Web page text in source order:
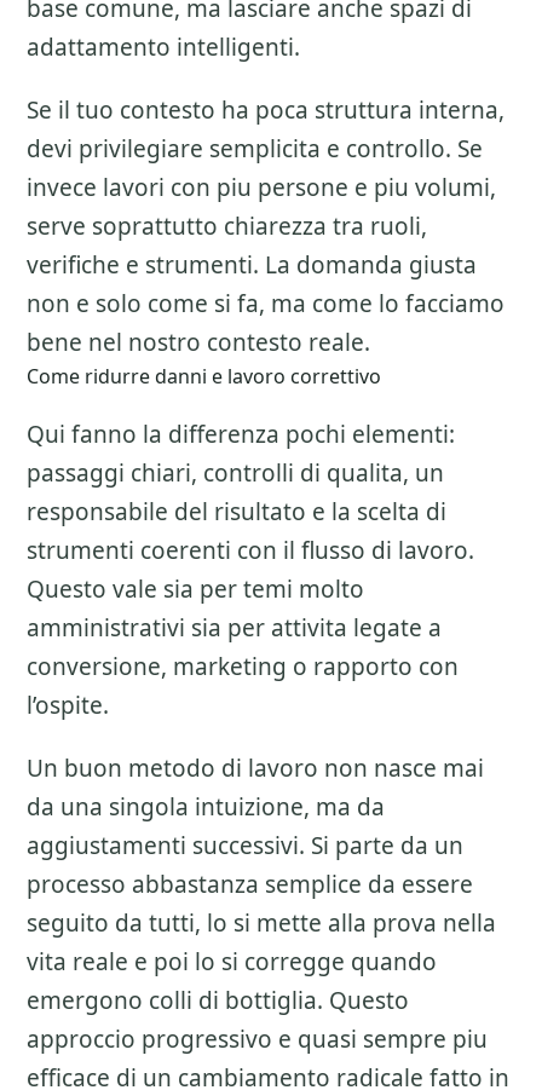
base comune, ma lasciare anche spazi di
adattamento intelligenti.
Se il tuo contesto ha poca struttura interna,
devi privilegiare semplicita e controllo. Se
invece lavori con piu persone e piu volumi,
serve soprattutto chiarezza tra ruoli,
verifiche e strumenti. La domanda giusta
non e solo come si fa, ma come lo facciamo
bene nel nostro contesto reale.
Come ridurre danni e lavoro correttivo
Qui fanno la differenza pochi elementi:
passaggi chiari, controlli di qualita, un
responsabile del risultato e la scelta di
strumenti coerenti con il flusso di lavoro.
Questo vale sia per temi molto
amministrativi sia per attivita legate a
conversione, marketing o rapporto con
l’ospite.
Un buon metodo di lavoro non nasce mai
da una singola intuizione, ma da
aggiustamenti successivi. Si parte da un
processo abbastanza semplice da essere
seguito da tutti, lo si mette alla prova nella
vita reale e poi lo si corregge quando
emergono colli di bottiglia. Questo
approccio progressivo e quasi sempre piu
efficace di un cambiamento radicale fatto in